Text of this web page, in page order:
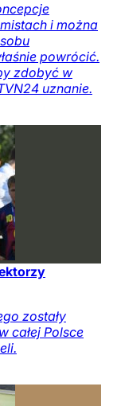
i można
powrócić.
zdobyć w
uznanie.
zostały
całej Polsce